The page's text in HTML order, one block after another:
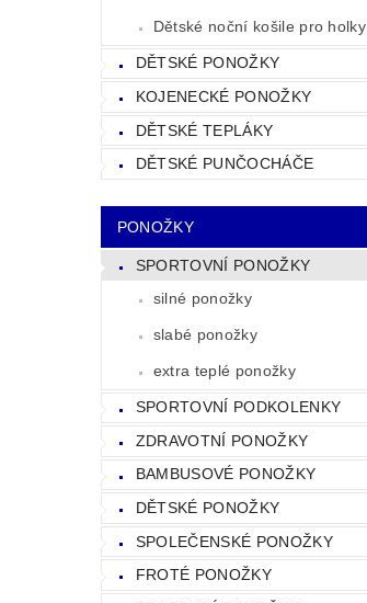
Dětské noční košile pro holky
DĚTSKÉ PONOŽKY
KOJENECKÉ PONOŽKY
DĚTSKÉ TEPLÁKY
DĚTSKÉ PUNČOCHÁČE
PONOŽKY
SPORTOVNÍ PONOŽKY
silné ponožky
slabé ponožky
extra teplé ponožky
SPORTOVNÍ PODKOLENKY
ZDRAVOTNÍ PONOŽKY
BAMBUSOVÉ PONOŽKY
DĚTSKÉ PONOŽKY
SPOLEČENSKÉ PONOŽKY
FROTÉ PONOŽKY